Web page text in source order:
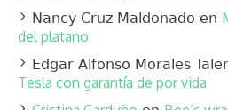
Nancy Cruz Maldonado en
del platano
Edgar Alfonso Morales
Tesla con garantía de por vida